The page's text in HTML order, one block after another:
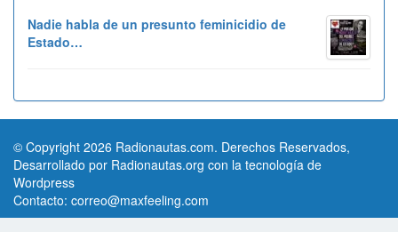
Nadie habla de un presunto feminicidio de
Estado…
© Copyright 2026 Radionautas.com. Derechos Reservados,
Desarrollado por Radionautas.org con la tecnología de
Wordpress
Contacto: correo@maxfeeling.com